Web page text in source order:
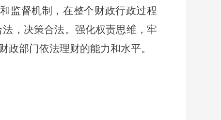
监督机制，在整个财政行政过程
，决策合法。强化权责思维，牢
政部门依法理财的能力和水平。